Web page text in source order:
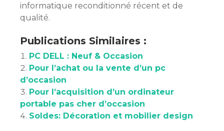
informatique reconditionné récent et de
qualité.
Publications Similaires :
PC DELL : Neuf & Occasion
Pour l’achat ou la vente d’un pc
d’occasion
Pour l’acquisition d’un ordinateur
portable pas cher d’occasion
Soldes: Décoration et mobilier design